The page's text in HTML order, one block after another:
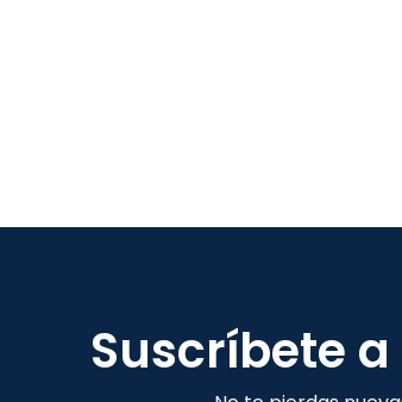
Suscríbete